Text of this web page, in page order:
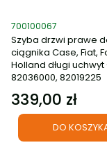
Kod produktu
700100067
Szyba drzwi prawe
ciągnika Case, Fiat,
Holland długi uchwyt
82036000, 82019225
Cena
339,00 zł
DO